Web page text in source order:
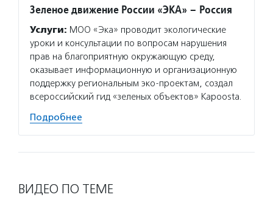
Зеленое движение России «ЭКА» – Россия
Услуги: МОО «Эка» проводит экологические
уроки и консультации по вопросам нарушения
прав на благоприятную окружающую среду,
оказывает информационную и организационную
поддержку региональным эко-проектам, создал
всероссийский гид «зеленых объектов» Kapoosta.
Подробнее
ВИДЕО ПО ТЕМЕ